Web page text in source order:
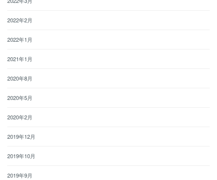
2022年2月
2022年1月
2021年1月
2020年8月
2020年5月
2020年2月
2019年12月
2019年10月
2019年9月